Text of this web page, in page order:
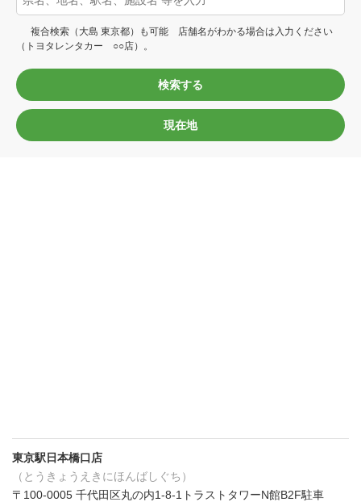
複合検索（大島 東京都）も可能 店舗名がわかる場合は入力ください
（トヨタレンタカー ○○店）。
検索する
現在地
東京駅日本橋口店
（とうきょうえきにほんばしぐち）
〒100-0005 千代田区丸の内1-8-1トラストタワーN館B2F駐車